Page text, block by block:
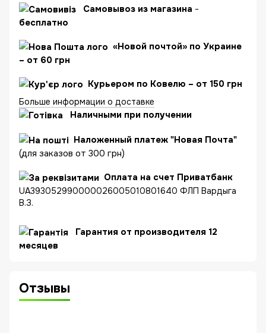
Cамовывоз из магазина -
бесплатно
«Новой почтой» по Украине
– от 60 грн
Курьером по Ковелю – от 150 грн
Больше информации о доставке
Наличными при получении
Наложенный платеж "Новая Почта"
(для заказов от 300 грн)
Оплата на счет Приватбанк
UA393052990000026005010801640 ФЛП Вардыга
В.З.
Гарантия от производителя 12
месяцев
Отзывы